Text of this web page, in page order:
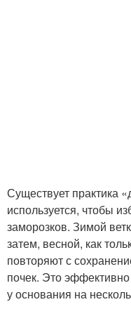
Существует практика
используется, чтобы
заморозков. Зимой
затем, весной, как
повторяют с
почек. Это
у основания на